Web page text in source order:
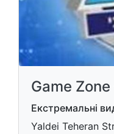
Game
Екстремальні
Yaldei Teheran